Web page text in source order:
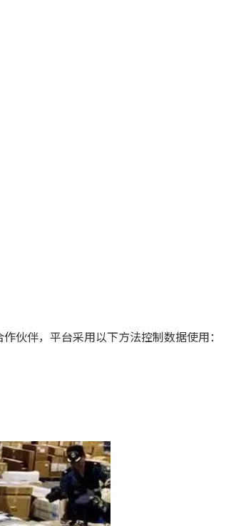
伙伴，平台采用以下方法控制数据使用：